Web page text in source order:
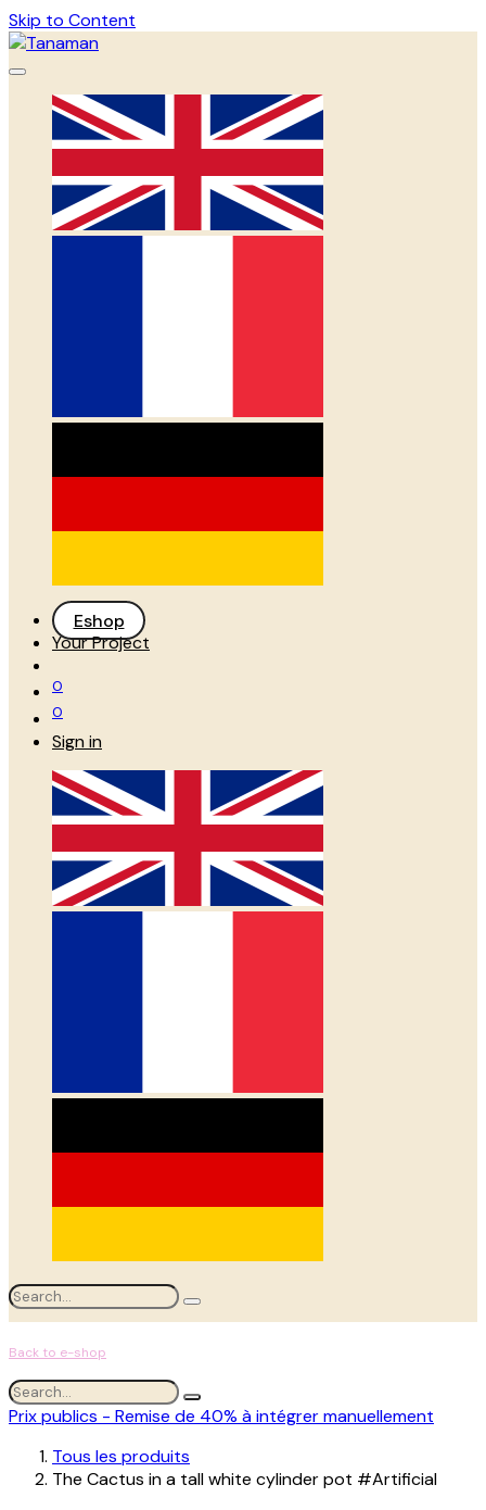
Skip to Content
Eshop
Your Project
0
0
Sign in
Back to e-shop
Prix publics - Remise de 40% à intégrer manuellement
Tous les produits
The Cactus in a tall white cylinder pot #Artificial